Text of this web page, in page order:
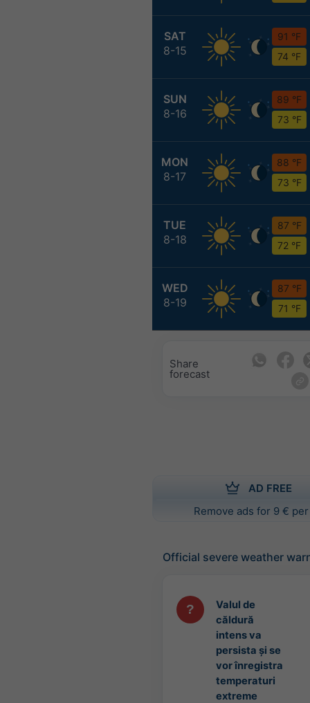
SAT
8-15
91 °F
74 °F
SUN
8-16
89 °F
73 °F
MON
8-17
88 °F
73 °F
TUE
8-18
87 °F
72 °F
WED
8-19
87 °F
71 °F
Share
forecast
AD FREE
Remove ads for 9 €
Official severe weather
Valul de
căldură
intens va
persista și se
vor înregistra
temperaturi
extreme